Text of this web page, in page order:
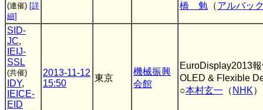
(連催) [詳
細]
橋 勉 （アルバッ
SID-
JC,
IEIJ-
SSL
(共催)
IDY,
IEICE-
EID
2013-11-12
15:50
東京
機械振興
会館
EuroDisplay2013
OLED & Flexible
○本村玄一 （ NHK）